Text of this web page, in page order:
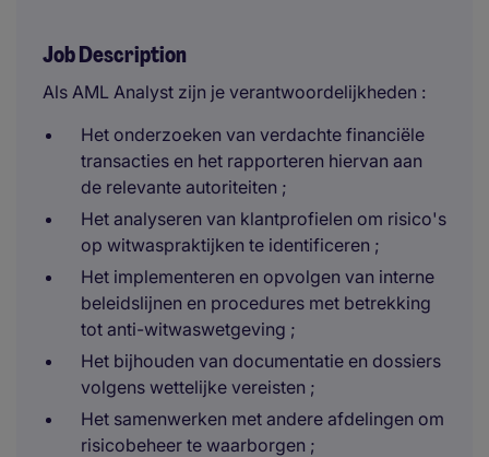
Job Description
Als AML Analyst zijn je verantwoordelijkheden :
Het onderzoeken van verdachte financiële
transacties en het rapporteren hiervan aan
de relevante autoriteiten ;
Het analyseren van klantprofielen om risico's
op witwaspraktijken te identificeren ;
Het implementeren en opvolgen van interne
beleidslijnen en procedures met betrekking
tot anti-witwaswetgeving ;
Het bijhouden van documentatie en dossiers
volgens wettelijke vereisten ;
Het samenwerken met andere afdelingen om
risicobeheer te waarborgen ;